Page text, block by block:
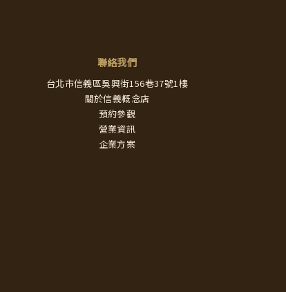
聯絡我們
台北市信義區吳興街156巷37號1樓
關於信義概念店
預約參觀
營業資訊
企業方案